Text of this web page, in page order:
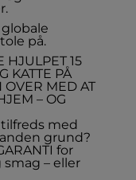
på.
HJULPET 15
KATTE PÅ
OVER MED AT
– OG
med
grund?
for
– eller